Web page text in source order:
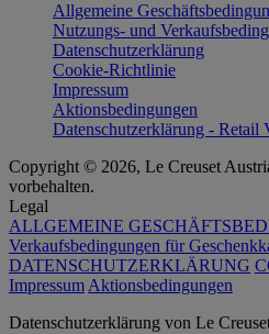
Allgemeine
Nutzungs- und
Datenschutzerklärung
Cookie-Richtlinie
Impressum
Aktionsbedingungen
Datenschutzerklärung - Retail
Copyright © 2026, Le Creuset
vorbehalten.
Legal
ALLGEMEINE
Verkaufsbedingungen für
DATENSCHUTZERKLÄRUNG
Impressum Aktionsbedingungen
Datenschutz­erklärung von Le